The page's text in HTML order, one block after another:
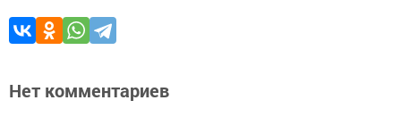
Нет комментариев